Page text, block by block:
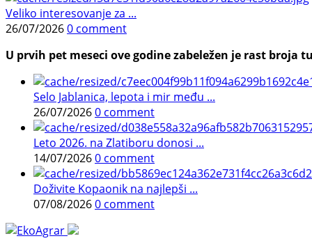
Veliko interesovanje za ...
26/07/20260 comment
U prvih pet meseci ove godine zabeležen je rast
Selo Jablanica, lepota i mir među ...
26/07/20260 comment
Leto 2026. na Zlatiboru donosi ...
14/07/20260 comment
Doživite Kopaonik na najlepši ...
07/08/20260 comment